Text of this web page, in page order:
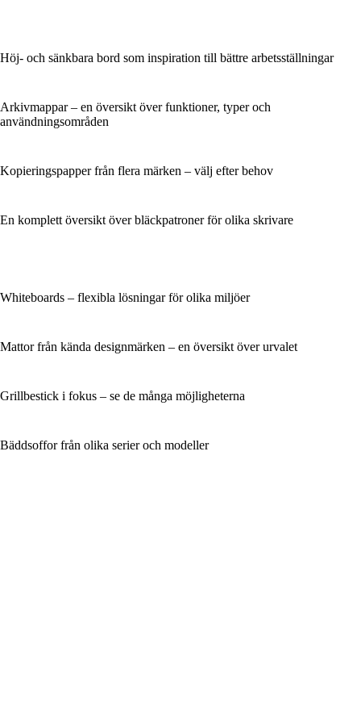
Höj- och sänkbara bord som inspiration till bättre arbetsställningar
Arkivmappar – en översikt över funktioner, typer och
användningsområden
Kopieringspapper från flera märken – välj efter behov
En komplett översikt över bläckpatroner för olika skrivare
Whiteboards – flexibla lösningar för olika miljöer
Mattor från kända designmärken – en översikt över urvalet
Grillbestick i fokus – se de många möjligheterna
Bäddsoffor från olika serier och modeller